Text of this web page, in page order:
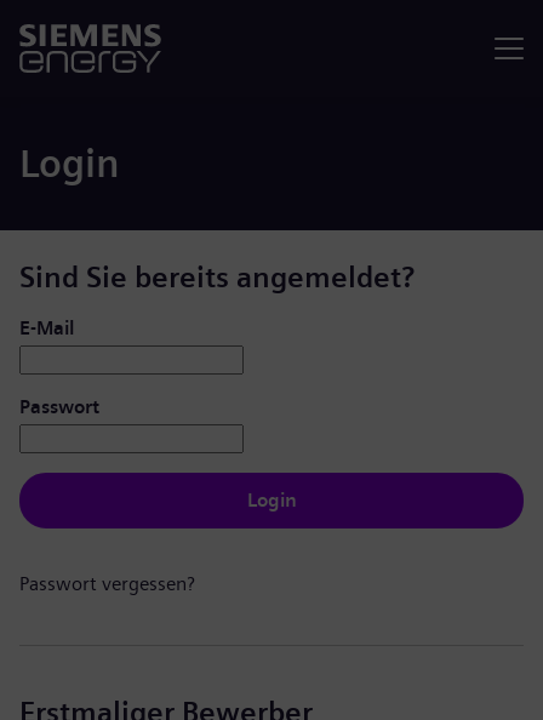
Login
Sind Sie bereits angemeldet?
Login: Benutzer und Passwort
E-Mail
Passwort
Login
Passwort vergessen?
Erstmaliger Bewerber